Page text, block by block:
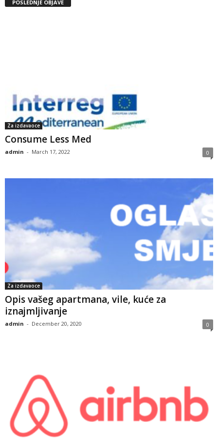
POSLEDNJE OBJAVE
Za izdavaoce
Consume Less Med
admin - March 17, 2022 0
Za izdavaoce
Opis vašeg apartmana, vile, kuće za
iznajmljivanje
admin - December 20, 2020 0